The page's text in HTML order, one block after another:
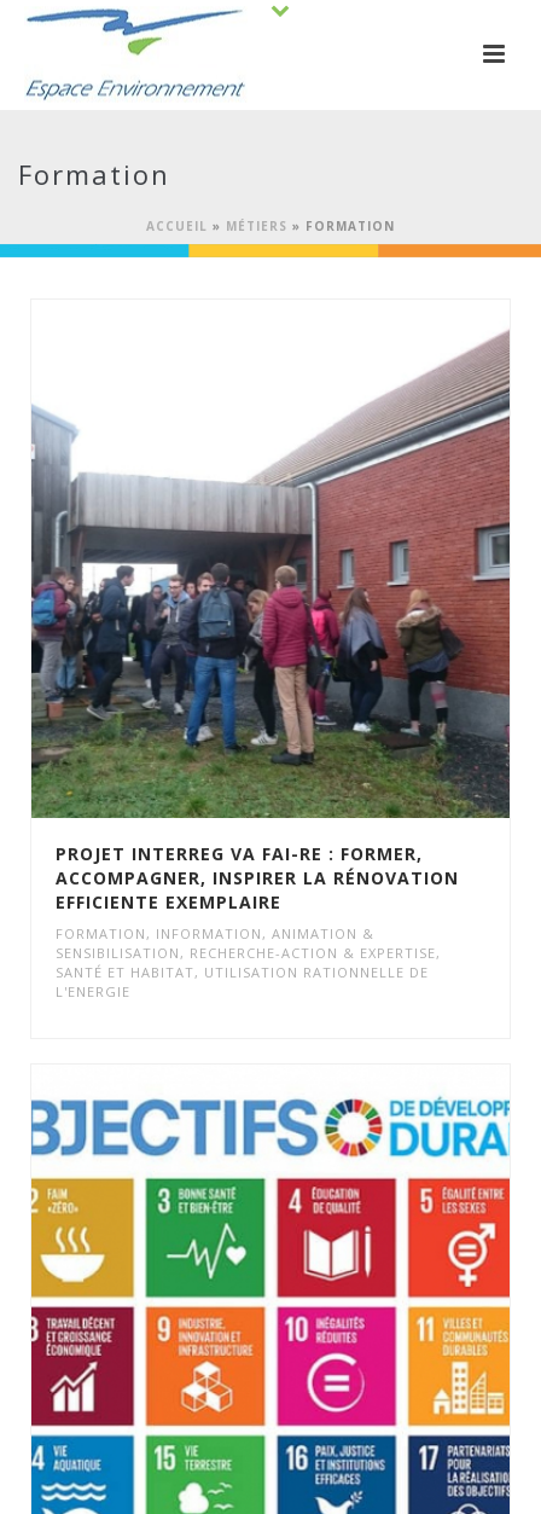
Formation
ACCUEIL » MÉTIERS » FORMATION
PROJET INTERREG VA FAI-RE : FORMER,
ACCOMPAGNER, INSPIRER LA RÉNOVATION
EFFICIENTE EXEMPLAIRE
FORMATION , INFORMATION, ANIMATION &
SENSIBILISATION , RECHERCHE-ACTION & EXPERTISE,
SANTÉ ET HABITAT, UTILISATION RATIONNELLE DE
L'ENERGIE